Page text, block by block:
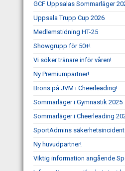
GCF Uppsalas Sommarläger
Uppsala Trupp Cup 2026
Medlemstidning HT-25
Showgrupp för 50+!
Vi söker tränare inför våren!
Ny Premiumpartner!
Brons på JVM i Cheerleading!
Sommarläger i Gymnastik 2025
Sommarläger i Cheerleading
SportAdmins säkerhetsincident
Ny huvudpartner!
Viktig information angående